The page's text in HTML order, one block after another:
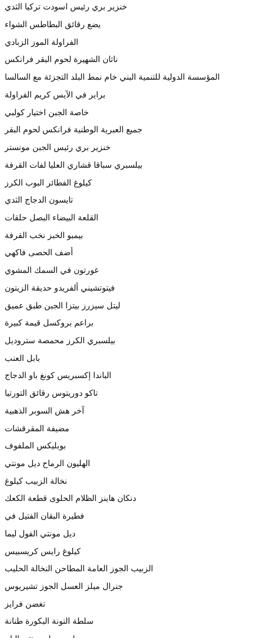
خنزير بري رئيس اسودت تركيا الثدي
يضع رقائق البطاطس الشواء
الفراولة الموز الزبادي
ناثان الشهيرة لحوم البقر فرانكس
المؤسسة الدولية للتنمية البني خام نمط البلد التجزئة مع السالسا
براير في الآيس كريم الفراولة
خاصة الجبن اختيار كولبي
جميع العبرية الوطنية فرانكس لحوم البقر
خنزير بري رئيس الجبن مونستر
بيلسبري سباقا قشاري العليا لفات القرفة
كيلوغ الفطائر البوب الكرز
تايسون الدجاج الثدي
القلعة البيضاء البصل حلقات
بيمبو الخبز نخب القرفة
أضف الحصى فاكهي
غورتون في السمك المشوي
فيتوتشيني ألفريدو حديقة الزيتون
ليتل سيزرز بيتزا الجبن طبق عميق
براعم بروكسل قيمة كبيرة
بيلسبري الكرز محمصة ستروديل
بابل العنب
الباندا إكسبريس كونغ باو الدجاج
تاكو دوريتوس رقائق التورتيا
آخر هش السوبر الذهبية
مضيفة المقرقشات
بوبليكس الملفوف
الهليون الرماح ديل مونتي
نخالة الزبيب كيلوغ
دنكان هاينز الظلام الحلوى قطعة الكعك
فطيرة البقان الفتيل في
ديل مونتي الفول ليما
كيلوغ رايس كريسبيس
الزبيب الجوز العامة المطاحن النخالة الحليب
جنرال ميلز العسل الجوز تشيريوس
تغضن فرايز
سلطة التونة البكورة طنانة